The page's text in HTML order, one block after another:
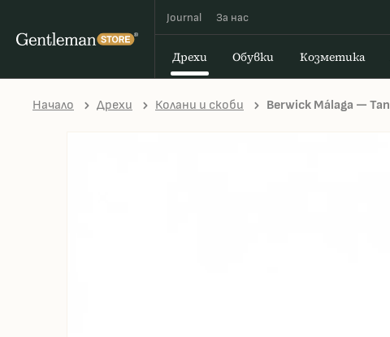
Journal За наc
Дрехи Обувки Козметика
Начало Дрехи Колани и скоби Berwick Málaga — Tan